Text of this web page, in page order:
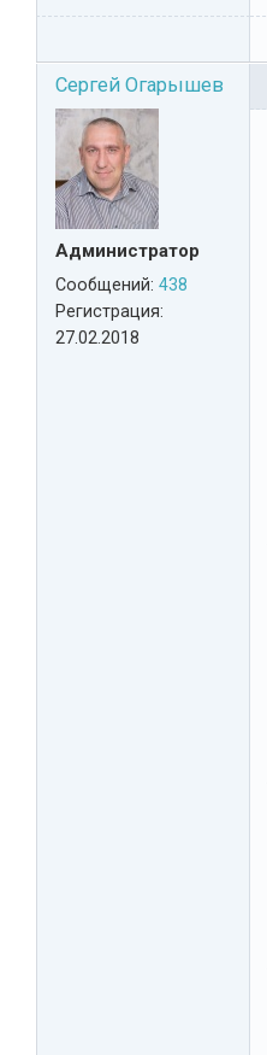
Сергей Огарышев
Администратор
Сообщений: 438
Регистрация:
27.02.2018